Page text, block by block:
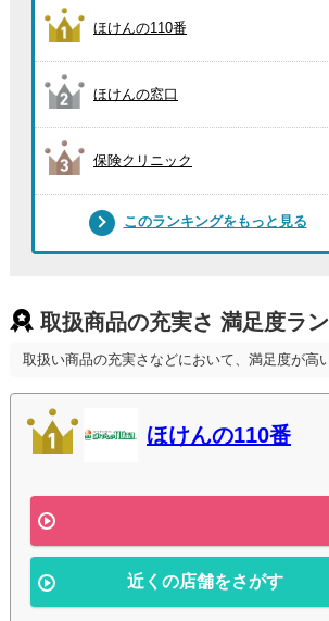
ほけんの110番
ほけんの窓口
保険クリニック
このランキングをもっと見る
取扱商品の充実さ 満足度ラ
取扱い商品の充実さなどにおいて、満足度が高
ほけんの110番
近くの店舗をさがす